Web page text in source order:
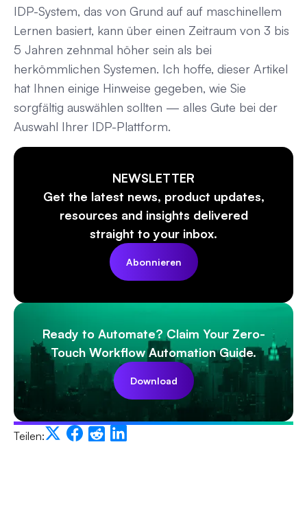
IDP-System, das von Grund auf auf maschinellem
Lernen basiert, kann über einen Zeitraum von 3 bis
5 Jahren zehnmal höher sein als bei
herkömmlichen Systemen. Ich hoffe, dieser Artikel
hat Ihnen einige Hinweise gegeben, wie Sie
sorgfältig auswählen sollten — alles Gute bei der
Auswahl Ihrer IDP-Plattform.
NEWSLETTER
Get the latest news, product updates,
resources and insights delivered
straight to your inbox.
Abonnieren
Ready to Automate? Claim Your Zero-
Touch Workflow Automation Guide.
Download
Teilen: